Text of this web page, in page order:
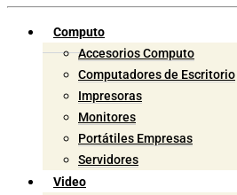
Computo
Accesorios Computo
Computadores de Escritorio
Impresoras
Monitores
Portátiles Empresas
Servidores
Video